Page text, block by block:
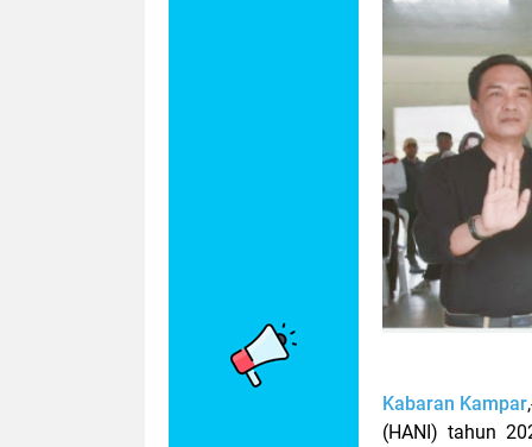
Kabaran Kampar
(HANI) tahun